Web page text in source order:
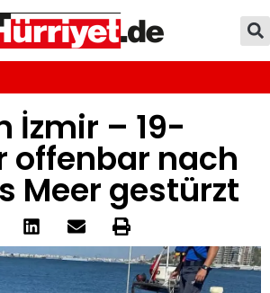
İzmir – 19-
offenbar nach
Meer gestürzt